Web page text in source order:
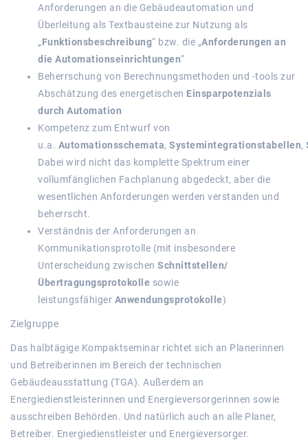
Anforderungen an die Gebäudeautomation und
Überleitung als Textbausteine zur Nutzung als
„Funktionsbeschreibung“ bzw. die „Anforderungen an
die Automationseinrichtungen“
Beherrschung von Berechnungsmethoden und -tools zur
Abschätzung des energetischen Einsparpotenzials
durch Automation
Kompetenz zum Entwurf von
u.a. Automationsschemata, Systemintegrationstabellen,
Dabei wird nicht das komplette Spektrum einer
vollumfänglichen Fachplanung abgedeckt, aber die
wesentlichen Anforderungen werden verstanden und
beherrscht.
Verständnis der Anforderungen an
Kommunikationsprotolle (mit insbesondere
Unterscheidung zwischen Schnittstellen/
Übertragungsprotokolle sowie
leistungsfähiger Anwendungsprotokolle)
Zielgruppe
Das halbtägige Kompaktseminar richtet sich an Planerinnen
und Betreiberinnen im Bereich der technischen
Gebäudeausstattung (TGA). Außerdem an
Energiedienstleisterinnen und Energieversorgerinnen sowie
ausschreiben Behörden. Und natürlich auch an alle Planer,
Betreiber. Energiedienstleister und Energieversorger.